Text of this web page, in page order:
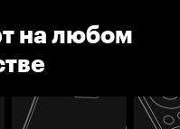
на любом